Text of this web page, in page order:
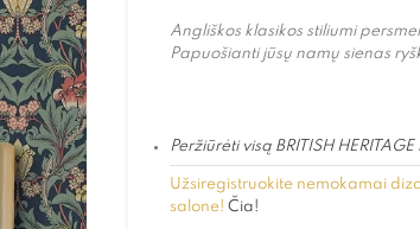
Angliškos klasikos stiliumi
Papuošianti jūsų namų sienas
Peržiūrėti visą BRITISH
Užsiregistruokite nemokamai
salone! Čia!